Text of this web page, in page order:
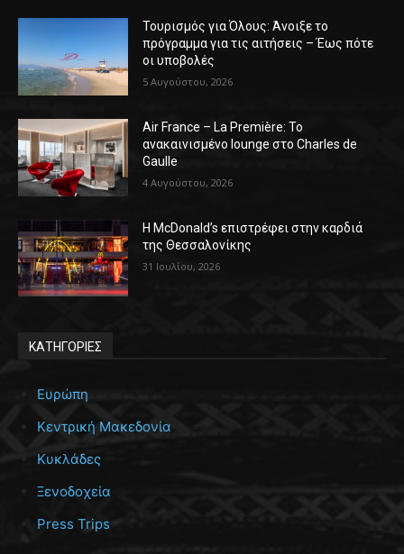
Τουρισμός για Όλους: Άνοιξε το
πρόγραμμα για τις αιτήσεις – Έως πότε
οι υποβολές
5 Αυγούστου, 2026
Air France – La Première: Το
ανακαινισμένο lounge στο Charles de
Gaulle
4 Αυγούστου, 2026
Η McDonald’s επιστρέφει στην καρδιά
της Θεσσαλονίκης
31 Ιουλίου, 2026
ΚΑΤΗΓΟΡΙΕΣ
Ευρώπη
Κεντρική Μακεδονία
Κυκλάδες
Ξενοδοχεία
Press Trips